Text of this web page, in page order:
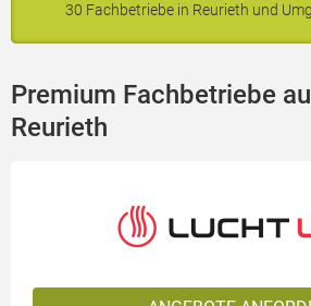
30 Fachbetriebe in Reurieth und
Premium Fachbetriebe
Reurieth